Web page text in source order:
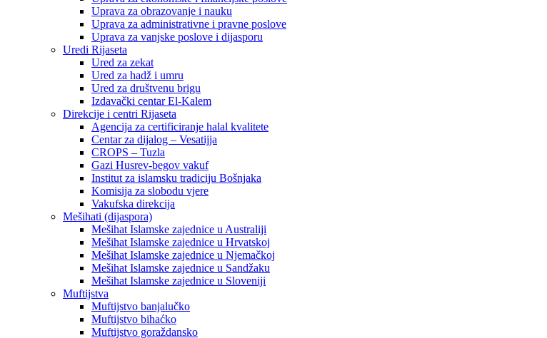
Uprava za obrazovanje i nauku
Uprava za administrativne i pravne poslove
Uprava za vanjske poslove i dijasporu
Uredi Rijaseta
Ured za zekat
Ured za hadž i umru
Ured za društvenu brigu
Izdavački centar El-Kalem
Direkcije i centri Rijaseta
Agencija za certificiranje halal kvalitete
Centar za dijalog – Vesatijja
CROPS – Tuzla
Gazi Husrev-begov vakuf
Institut za islamsku tradiciju Bošnjaka
Komisija za slobodu vjere
Vakufska direkcija
Mešihati (dijaspora)
Mešihat Islamske zajednice u Australiji
Mešihat Islamske zajednice u Hrvatskoj
Mešihat Islamske zajednice u Njemačkoj
Mešihat Islamske zajednice u Sandžaku
Mešihat Islamske zajednice u Sloveniji
Muftijstva
Muftijstvo banjalučko
Muftijstvo bihaćko
Muftijstvo goraždansko